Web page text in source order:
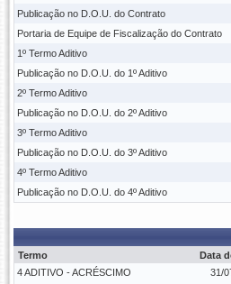
Publicação no D.O.U. do Contrato
Portaria de Equipe de Fiscalização do Contrato
1º Termo Aditivo
Publicação no D.O.U. do 1º Aditivo
2º Termo Aditivo
Publicação no D.O.U. do 2º Aditivo
3º Termo Aditivo
Publicação no D.O.U. do 3º Aditivo
4º Termo Aditivo
Publicação no D.O.U. do 4º Aditivo
Termo
Data
4 ADITIVO - ACRÉSCIMO
31/